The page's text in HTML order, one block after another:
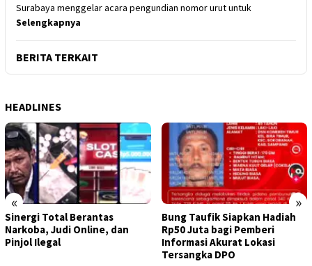
Surabaya menggelar acara pengundian nomor urut untuk
Selengkapnya
BERITA TERKAIT
HEADLINES
« »
Sinergi Total Berantas
Narkoba, Judi Online, dan
Pinjol Ilegal
Bung Taufik Siapkan Hadiah
Rp50 Juta bagi Pemberi
Informasi Akurat Lokasi
Tersangka DPO